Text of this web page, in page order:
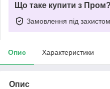
Що таке купити з Пром?
Замовлення під захистом
Опис Характеристики
Опис